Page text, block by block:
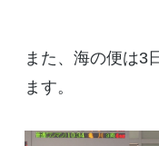
また、海の便は3
ます。